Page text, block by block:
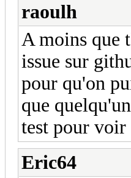
raoulh
A moins que
issue sur
pour qu'on
que
test pour
Eric64